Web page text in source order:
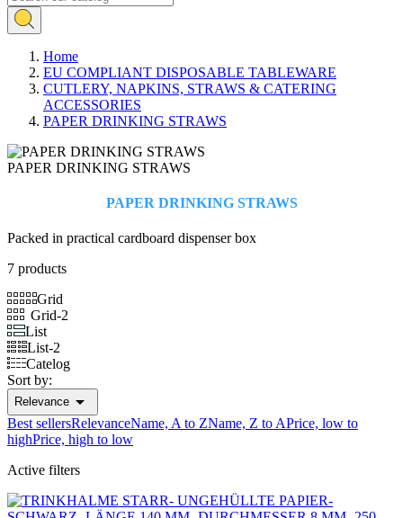
Home
EU COMPLIANT DISPOSABLE TABLEWARE
CUTLERY, NAPKINS, STRAWS & CATERING
ACCESSORIES
PAPER DRINKING STRAWS
PAPER DRINKING STRAWS
PAPER DRINKING STRAWS
Packed in practical cardboard dispenser box
7 products
Grid
Grid-2
List
List-2
Catelog
Sort by:
Relevance 
Best sellersRelevanceName, A to ZName, Z to APrice, low to
highPrice, high to low
Active filters